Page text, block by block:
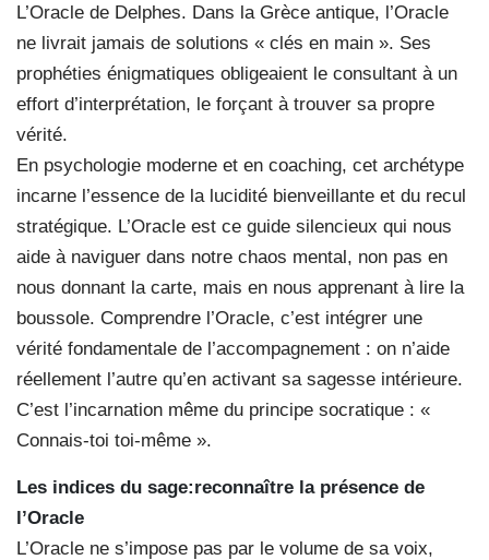
L’Oracle de Delphes. Dans la Grèce antique, l’Oracle
ne livrait jamais de solutions « clés en main ». Ses
prophéties énigmatiques obligeaient le consultant à un
effort d’interprétation, le forçant à trouver sa propre
vérité.
En psychologie moderne et en coaching, cet archétype
incarne l’essence de la lucidité bienveillante et du recul
stratégique. L’Oracle est ce guide silencieux qui nous
aide à naviguer dans notre chaos mental, non pas en
nous donnant la carte, mais en nous apprenant à lire la
boussole. Comprendre l’Oracle, c’est intégrer une
vérité fondamentale de l’accompagnement : on n’aide
réellement l’autre qu’en activant sa sagesse intérieure.
C’est l’incarnation même du principe socratique : «
Connais-toi toi-même ».
Les indices du sage:reconnaître la présence de
l’Oracle
L’Oracle ne s’impose pas par le volume de sa voix,